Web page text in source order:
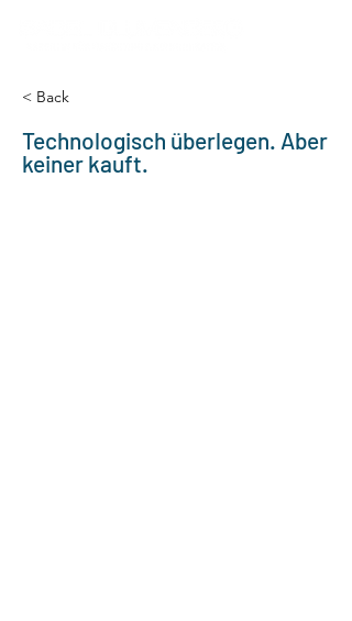
< Back
Technologisch überlegen. Aber
keiner kauft.